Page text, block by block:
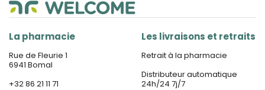
La pharmacie
Rue de Fleurie 1
6941 Bomal
+32 86 21 11 71
Les livraisons et retraits
Retrait à la pharmacie
Distributeur automatique
24h/24 7j/7